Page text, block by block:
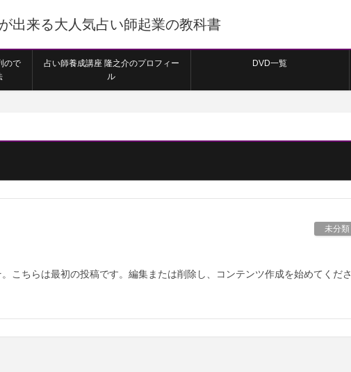
出来る大人気占い師起業の教科書
ので
占い師養成講座 隆之介のプロフィー
ル
DVD一覧
未分類
こちらは最初の投稿です。編集または削除し、コンテンツ作成を始めてくださ